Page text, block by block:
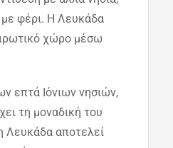
με φέρι. Η Λευκάδα
χώρο μέσω
επτά Ιόνιων νησιών,
τη μοναδική του
Λευκάδα αποτελεί